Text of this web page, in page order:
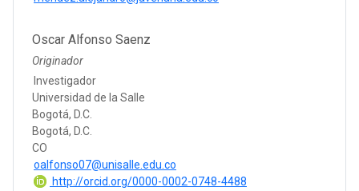
Oscar Alfonso Saenz
Originador
Investigador
Universidad de la Salle
Bogotá, D.C.
Bogotá, D.C.
CO
oalfonso07@unisalle.edu.co
http://orcid.org/0000-0002-0748-4488